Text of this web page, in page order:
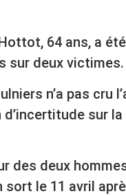
64 ans, a
sur deux victimes.
n’a pas cru
sur
des deux
sort le 11 avril